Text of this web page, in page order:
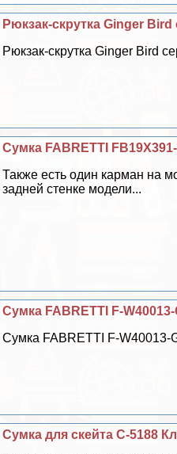
Рюкзак-скрутка Ginger
Рюкзак-скрутка Ginger Bird
Сумка FABRETTI
Также есть один карман на
задней стенке модели...
Сумка FABRETTI F-
Сумка FABRETTI F-W40013-
Сумка для скейта С-5188